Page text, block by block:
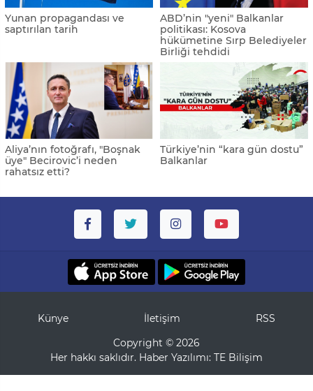
Yunan propagandası ve
saptırılan tarih
ABD’nin "yeni" Balkanlar
politikası: Kosova
hükümetine Sırp Belediyeler
Birliği tehdidi
Aliya’nın fotoğrafı, "Boşnak
üye" Becirovic’i neden
rahatsız etti?
Türkiye’nin “kara gün dostu”
Balkanlar
Künye İletişim
RSS
Copyright © 2026
Her hakkı saklıdır. Haber Yazılımı: TE Bilişim